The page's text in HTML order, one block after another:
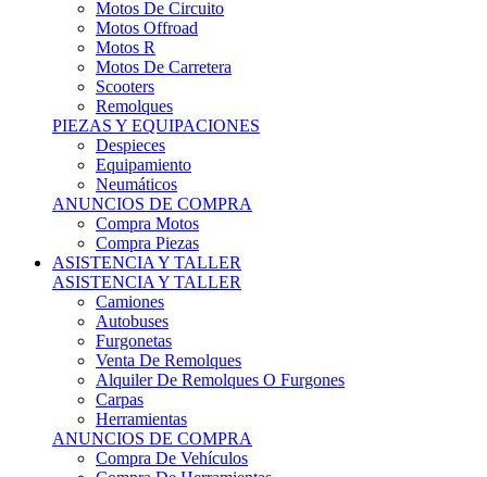
Motos R
Motos De Carretera
Scooters
Remolques
PIEZAS Y EQUIPACIONES
Despieces
Equipamiento
Neumáticos
ANUNCIOS DE COMPRA
Compra Motos
Compra Piezas
ASISTENCIA Y TALLER
ASISTENCIA Y TALLER
Camiones
Autobuses
Furgonetas
Venta De Remolques
Alquiler De Remolques O Furgones
Carpas
Herramientas
ANUNCIOS DE COMPRA
Compra De Vehículos
Compra De Herramientas